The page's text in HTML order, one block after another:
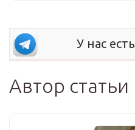
У нас есть
Автор статьи